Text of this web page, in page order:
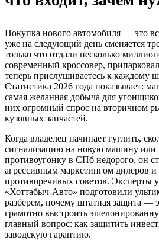
Покупка нового автомобиля — это
уже на следующий день сменяется
только что отдали несколько
современный кроссовер,
теперь прислушиваетесь к каждому
Статистика 2026 года показывает:
самая желанная добыча для
них огромный спрос на вторичном
кузовных запчастей.
Когда владелец начинает гуглить,
сигнализацию на новую машину или
противоугонку в СПб недорого, он
агрессивным маркетингом дилеров и
противоречивых советов. Эксперты
«Хоттабыч-Авто» подготовили
разберем, почему штатная защита —
грамотно выстроить
главный вопрос: как защитить
заводскую гарантию.